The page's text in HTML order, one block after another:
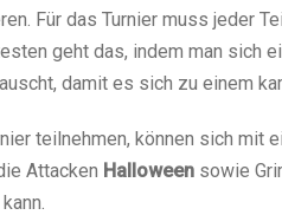
Für das Turnier muss jeder
geht das, indem man sich
damit es sich zu einem
teilnehmen, können sich mit
Attacken Halloween sowie